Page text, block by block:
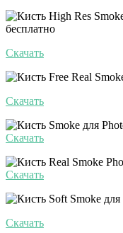
Скачать
Скачать
Скачать
Скачать
Скачать